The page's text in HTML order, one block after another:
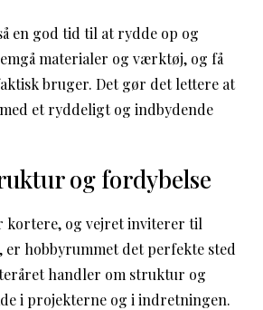
en god tid til at rydde op og
materialer og værktøj, og få
bruger. Det gør det lettere at
et ryddeligt og indbydende
og fordybelse
kortere, og vejret inviterer til
er hobbyrummet det perfekte sted
handler om struktur og
i projekterne og i indretningen.